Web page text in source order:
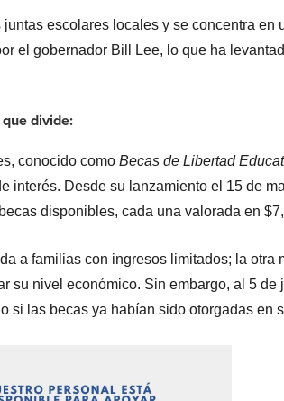
escolares locales y se concentra en
el gobernador Bill Lee, lo que ha
divide:
conocido comoBecas de Libertad
interés. Desde su lanzamiento el 15 de
disponibles, cada una valorada en
a familias con ingresos limitados; la otra
su nivel económico. Sin embargo, al 5 de
si las becas ya habían sido otorgadas en